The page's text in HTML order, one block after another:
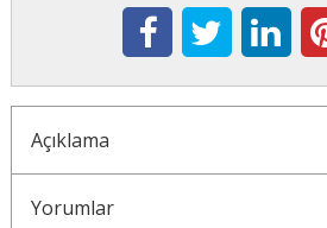
Açıklama
Yorumlar